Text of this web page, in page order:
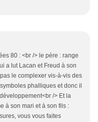
80 : <br /> le père : range
a lut Lacan et Freud à son
le complexer vis-à-vis des
phalliques et donc il
/> Et la
à son mari et à son fils :
vous vous faites